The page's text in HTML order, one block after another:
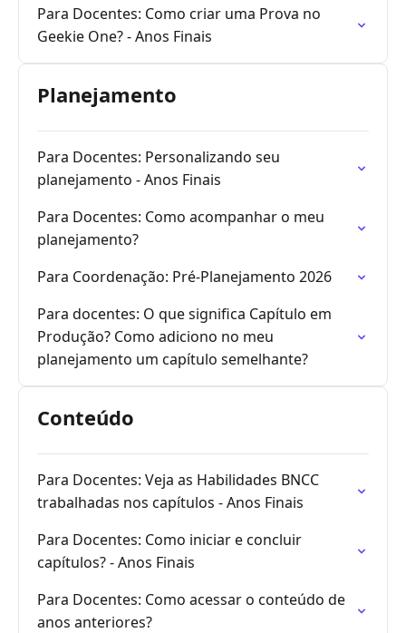
Para Docentes: Como criar uma Prova no
Geekie One? - Anos Finais
Planejamento
Para Docentes: Personalizando seu
planejamento - Anos Finais
Para Docentes: Como acompanhar o meu
planejamento?
Para Coordenação: Pré-Planejamento 2026
Para docentes: O que significa Capítulo em
Produção? Como adiciono no meu
planejamento um capítulo semelhante?
Conteúdo
Para Docentes: Veja as Habilidades BNCC
trabalhadas nos capítulos - Anos Finais
Para Docentes: Como iniciar e concluir
capítulos? - Anos Finais
Para Docentes: Como acessar o conteúdo de
anos anteriores?